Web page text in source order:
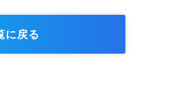
に戻る